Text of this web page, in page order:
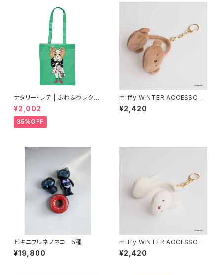
ナタリー・レテ | ふわふわレクタ
ングルトートバッグ ドッグ | Fluf
fy Rectangle tote bag Dog
¥2,002
35%OFF
miffy WINTER ACCESSORY
S MINI イヤマフチャーム ボリ
ス
¥2,420
ビキニフルネノネコ 5種
¥19,800
miffy WINTER ACCESSORY
S MINI イヤマフチャーム ミッフ
ィー
¥2,420